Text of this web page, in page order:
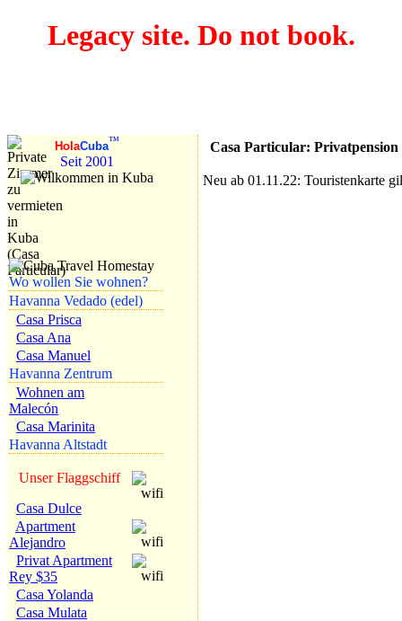
Legacy site. Do not book.
HolaCuba™
Seit 2001
Wo wollen Sie wohnen?
Havanna Vedado (edel)
Casa Prisca
Casa Ana
Casa Manuel
Havanna Zentrum
Wohnen am
Malecón
Casa Marinita
Havanna Altstadt
Unser Flaggschiff
Casa Dulce
Apartment
Alejandro
Privat Apartment
Rey $35
Casa Yolanda
Casa Mulata
Casa Particular:
Neu ab 01.11.22: Touristenkarte